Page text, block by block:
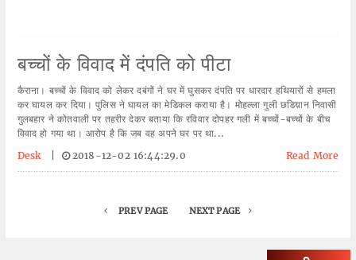
बच्चों के विवाद में दंपति को पीटा
कैराना। बच्चों के विवाद को लेकर दबंगों ने घर में घुसकर दंपति पर धारदार हथियारों से हमला
कर घायल कर दिया। पुलिस ने घायल का मेडिकल कराया है। मोहल्ला गुली छडिय़ान निवासी
गुलबहार ने कोतवाली पर तहरीर देकर बताया कि रविवार दोपहर गली में बच्चों-बच्चों के बीच
विवाद हो गया था। आरोप है कि जब वह अपने घर पर था...
Desk
2018-12-02 16:44:29.0 Read More
PREV PAGE NEXT PAGE